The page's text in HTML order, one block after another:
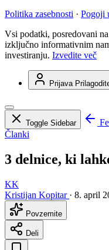
Politika zasebnosti · Pogoji
Vsi podatki, posredovani
izključno informativnim
investiranju. Izvedite več
Prijava
Toggle Sidebar
Članki
3 delnice, ki
KK
Kristijan Kopitar · 8. april
Povzemite
Deli